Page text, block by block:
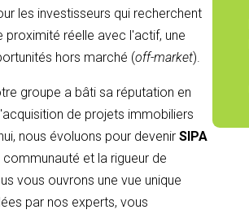
les investisseurs qui recherchent
proximité réelle avec l'actif, une
hors marché (off-market).
groupe a bâti sa réputation en
de projets immobiliers
nous évoluons pour devenir SIPA
et la rigueur de
vous ouvrons une vue unique
par nos experts, vous